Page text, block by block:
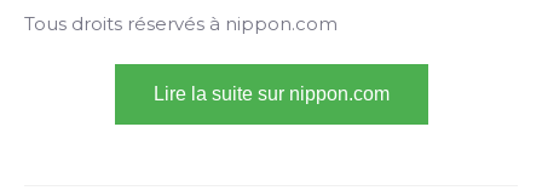
Tous droits réservés à nippon.com
Lire la suite sur nippon.com